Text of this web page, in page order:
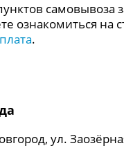
самовывоза
ознакомиться на
.
ул.